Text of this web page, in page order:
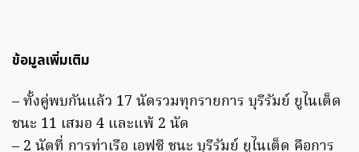
ข้อมูลเพิ่มเติม
– ทั้งคู่พบกันแล้ว 17 นัดรวมทุกรายการ บุรีรัมย์ ยูไนเต็ด
ชนะ 11 เสมอ 4 และแพ้ 2 นัด
– 2 นัดที่ การท่าเรือ เอฟซี ชนะ บุรีรัมย์ ยูไนเต็ด คือการ